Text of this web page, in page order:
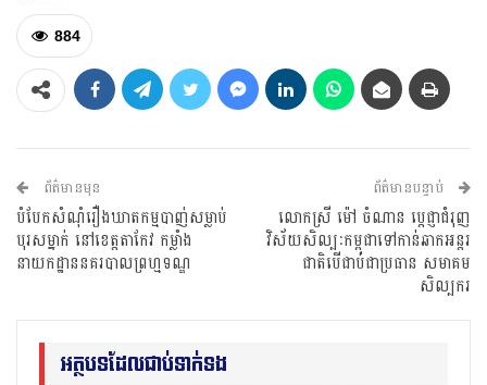
884
ព័ត៌មានមុន
បំបែកសំណុំរឿងឃាតកម្មបាញ់សម្លាប់
បុរសម្នាក់ នៅខេត្តតាកែវ កម្លាំង
នាយកដ្ឋាននគរបាលព្រហ្មទណ្ឌ
ព័ត៌មានបន្ទាប់
លោកស្រី ម៉ៅ ចំណាន ប្ដេជ្ញាជំរុញ
វិស័យសិល្បៈកម្ពុជាទៅកាន់ឆាកអន្ដរ
ជាតិបើជាប់ជាប្រធាន សមាគម
សិល្បករ
អត្ថបទដែលជាប់ទាក់ទង